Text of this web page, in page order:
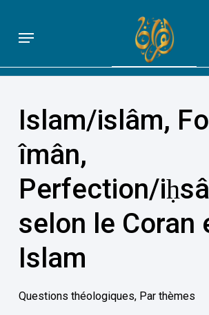
main
content
QUE DIT VRAIMENT LE CORAN
Menu
Islam/islâm,
îmân,
Perfection/
selon le Coran
Islam
Questions théologiques, Par thèmes